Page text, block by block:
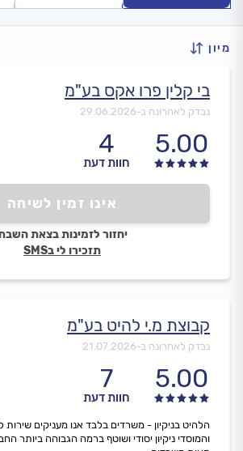
מיון
בי קלין פרו אקס בע"מ
נבדק לאחרונה ב-29.06.2026
5.00
4
חוות דעת
אינו זמין לשיחה
יחזור לזמינות בצאת
תזכירו לי בSMS
קבוצת מ.י להיט בע"מ
נבדק לאחרונה ב-21.07.2026
5.00
7
חוות דעת
הלהיט בניקיון - משרדים בלבד אנו מעניקים שירות
והמוסדי ניקיון יסודי ושוטף ברמה הגבוהה ביותר